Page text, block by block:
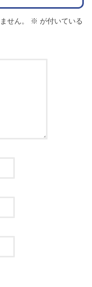
せん。 ※ が付いている